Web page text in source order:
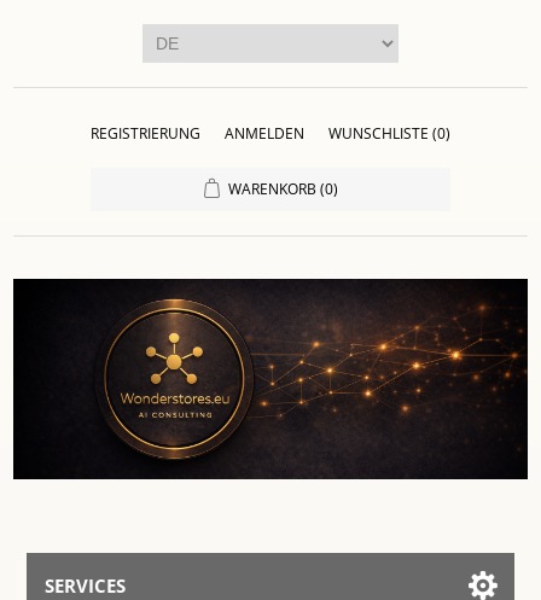
REGISTRIERUNG ANMELDEN WUNSCHLISTE (0)
WARENKORB (0)
SERVICES